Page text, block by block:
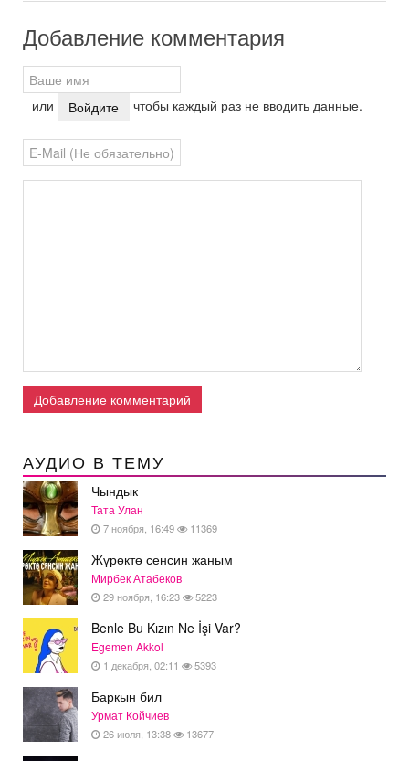
Добавление комментария
или Войдите чтобы каждый раз не вводить данные.
Добавление комментарий
АУДИО В ТЕМУ
Чындык
Тата Улан
7 ноября, 16:49 11369
Жүрөктө сенсин жаным
Мирбек Атабеков
29 ноября, 16:23 5223
Benle Bu Kızın Ne İşi Var?
Egemen Akkol
1 декабря, 02:11 5393
Баркын бил
Урмат Койчиев
26 июля, 13:38 13677